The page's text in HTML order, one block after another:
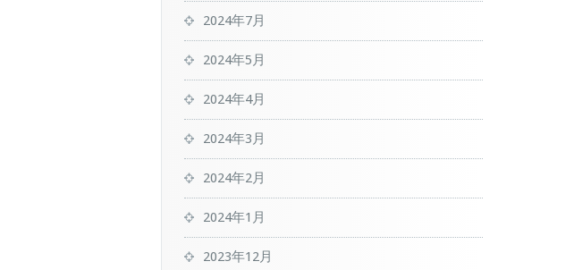
2024年7月
2024年5月
2024年4月
2024年3月
2024年2月
2024年1月
2023年12月